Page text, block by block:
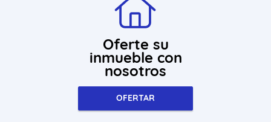
Oferte su
inmueble con
nosotros
OFERTAR